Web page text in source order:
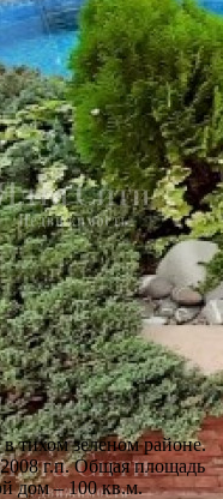
тихом зеленом районе.
г.п. Общая площадь
дом – 100 кв.м.